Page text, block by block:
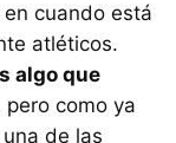
cuando está
atléticos.
algo que
pero como ya
de las